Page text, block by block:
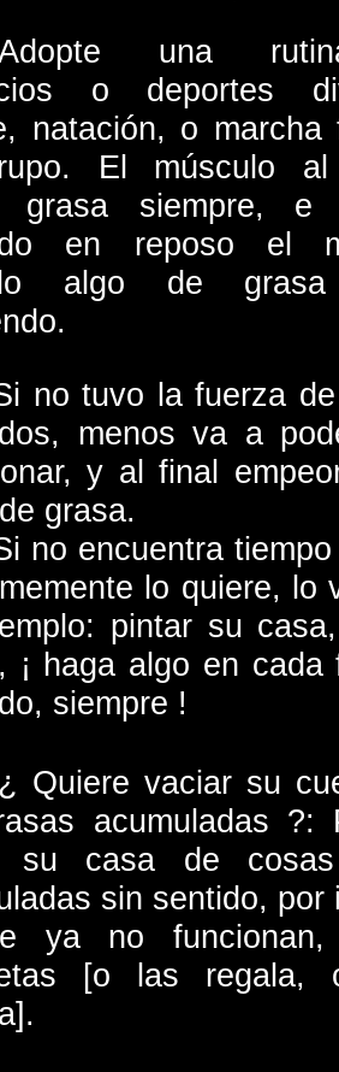
una
o deportes
natación, o marcha
El músculo al
grasa siempre, e
en reposo el
algo de grasa
no tuvo la fuerza
menos va a
y al final
grasa.
no encuentra
lo quiere, lo
pintar su
¡ haga algo en
siempre !
¿ Quiere vaciar su
acumuladas ?:
su casa de
sin sentido, por
ya no
[o las